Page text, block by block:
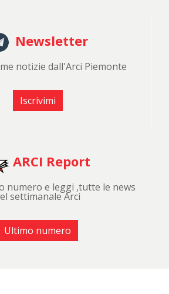
Newsletter
notizie dall'Arci Piemonte
Iscrivimi
ARCI Report
numero e leggi ,tutte le news
settimanale Arci
Ultimo numero